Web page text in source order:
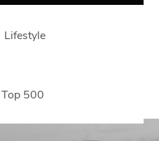
Lifestyle
Top 500